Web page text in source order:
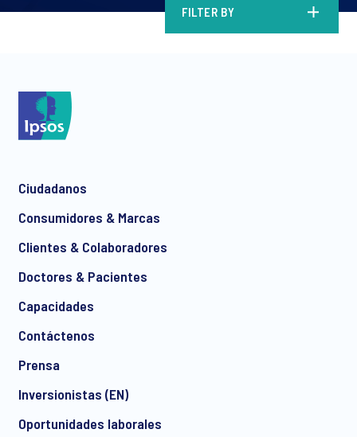
FILTER BY
Ciudadanos
Consumidores & Marcas
Clientes & Colaboradores
Doctores & Pacientes
Capacidades
Contáctenos
Prensa
Inversionistas (EN)
Oportunidades laborales